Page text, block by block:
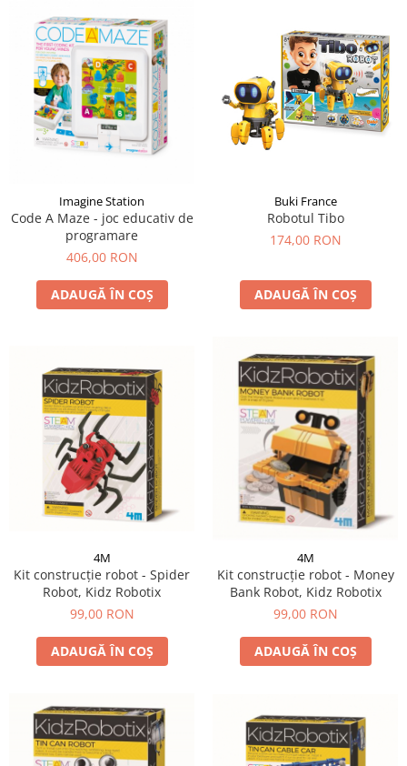
Imagine Station
Code A Maze - joc educativ de
programare
406,00 RON
ADAUGĂ ÎN COȘ
Buki France
Robotul Tibo
174,00 RON
ADAUGĂ ÎN COȘ
4M
Kit construcție robot - Spider
Robot, Kidz Robotix
99,00 RON
ADAUGĂ ÎN COȘ
4M
Kit construcție robot - Money
Bank Robot, Kidz Robotix
99,00 RON
ADAUGĂ ÎN COȘ